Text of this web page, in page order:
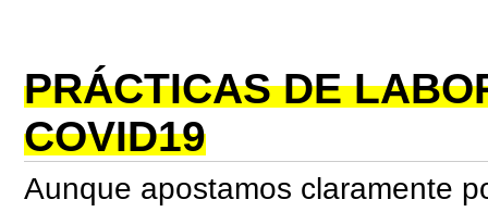
PRÁCTICAS DE
COVID19
Aunque apostamos claramente